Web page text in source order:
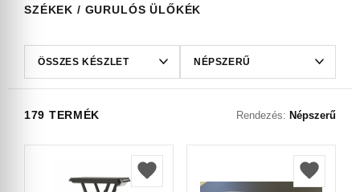
SZÉKEK / GURULÓS ÜLŐKÉK
179 TERMÉK Rendezés: Népszerű